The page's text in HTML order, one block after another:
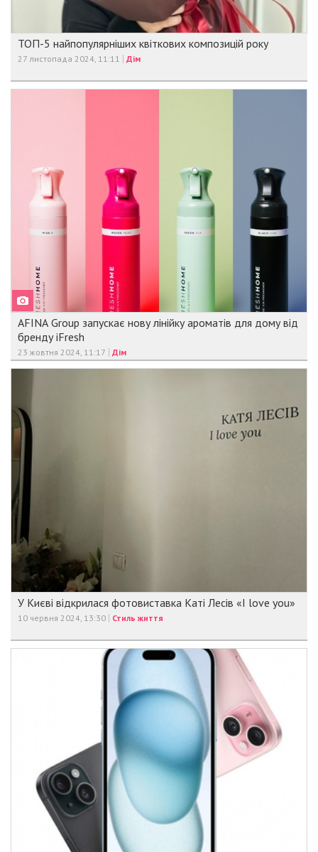
ТОП-5 найпопулярніших квіткових композицій року
27 листопада 2024, 11:11 Дім
AFINA Group запускає нову лінійку ароматів для дому від
бренду iFresh
23 жовтня 2024, 11:17 Дім
У Києві відкрилася фотовиставка Каті Лесів «I love you»
10 червня 2024, 13:30 Стиль життя